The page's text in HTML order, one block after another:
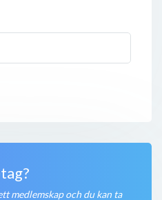
medlemskap och du kan ta